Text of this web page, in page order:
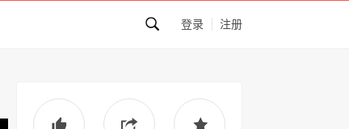
登录 注册